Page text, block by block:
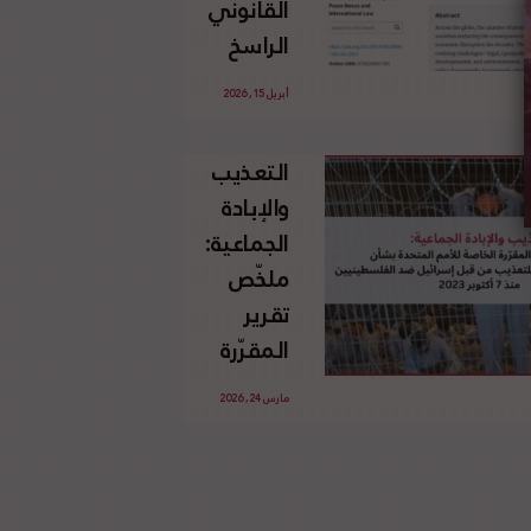
الإسرائيلي
غير
القانوني
الفلسطينية
القانوني
الراسخ
للاجئين
وحقهم
في العودة
بموجب
القانون
الدولي
أبريل 15, 2026
التعذيب
والإبادة
الجماعية:
ملخّص
تقرير
المقرّرة
الخاصة
مارس 24, 2026